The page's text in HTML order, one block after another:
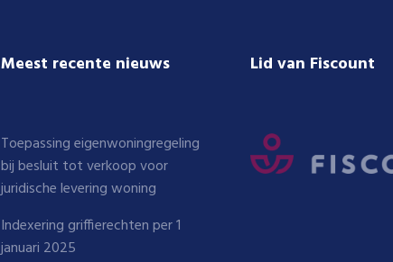
Meest recente nieuws
Toepassing eigenwoningregeling
bij besluit tot verkoop voor
juridische levering woning
Indexering griffierechten per 1
januari 2025
Lid van Fiscount